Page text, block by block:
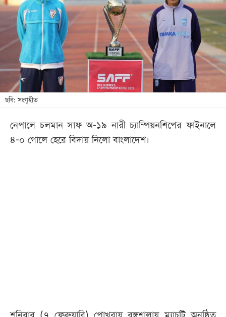
খেলা
বিনোদন
লাইফ
স্টাইল
শিক্ষা
তথ্যপ্রযুক্তি
বিভাগ
ছবি: সংগৃহীত
নেপালে চলমান সাফ অ-১৯ নারী চ্যাম্পিয়নশিপের ফাইনালে
৪-০ গোলে হেরে বিদায় নিলো বাংলাদেশ।